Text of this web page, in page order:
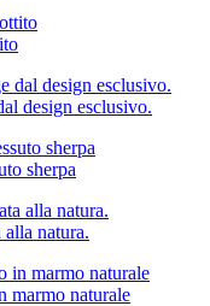
design esclusivo.
sherpa
natura.
marmo naturale